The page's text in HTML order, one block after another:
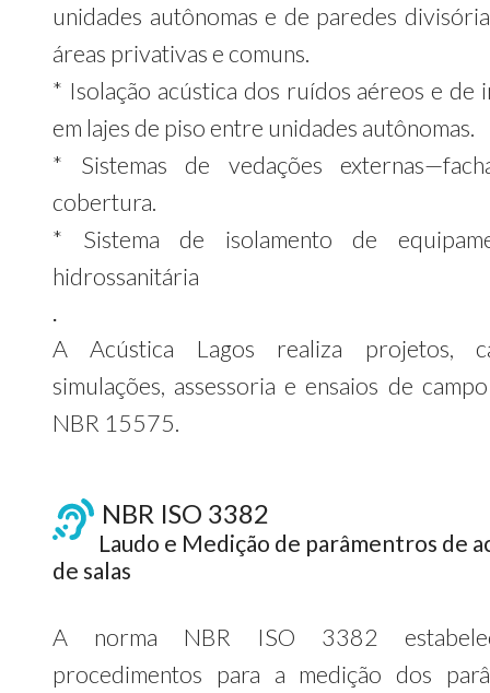
unidades autônomas e de paredes
áreas privativas e comuns.
* Isolação acústica dos ruídos aéreos e de
em lajes de piso entre unidades autônomas.
* Sistemas de vedações
cobertura.
* Sistema de isolamento de
hidrossanitária
A Acústica Lagos realiza projetos,
simulações, assessoria e ensaios de
NBR 15575.
NBR ISO 3382
Laudo e Medição de parâmentros de
de salas
A norma NBR ISO 3382
procedimentos para a medição dos